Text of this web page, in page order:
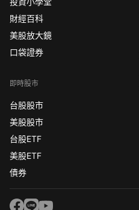
財經百科
美股放大鏡
口袋證券
即時股市
台股股市
美股股市
台股ETF
美股ETF
債券